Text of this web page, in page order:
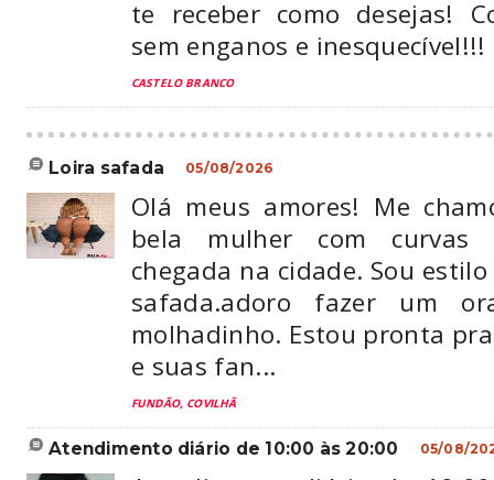
te receber como desejas!
sem enganos e
CASTELO BRANCO
loira safada 05/08/2026
Olá meus amores! Me
bela mulher com curvas
chegada na cidade. Sou
safada.adoro fazer um
molhadinho. Estou pronta
e suas fan...
FUNDÃO, COVILHÃ
atendimento diário de 10:00 às 20:00 05/08/